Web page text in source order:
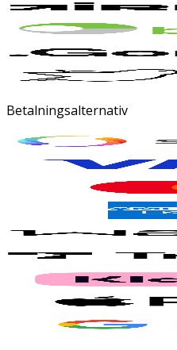
Betalningsalternativ